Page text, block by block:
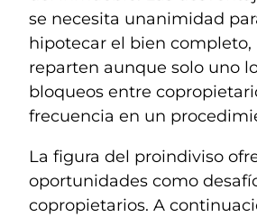
se necesita unanimidad
hipotecar el bien completo,
reparten aunque solo uno
bloqueos entre
frecuencia en un
La figura del proindiviso
oportunidades como
copropietarios. A